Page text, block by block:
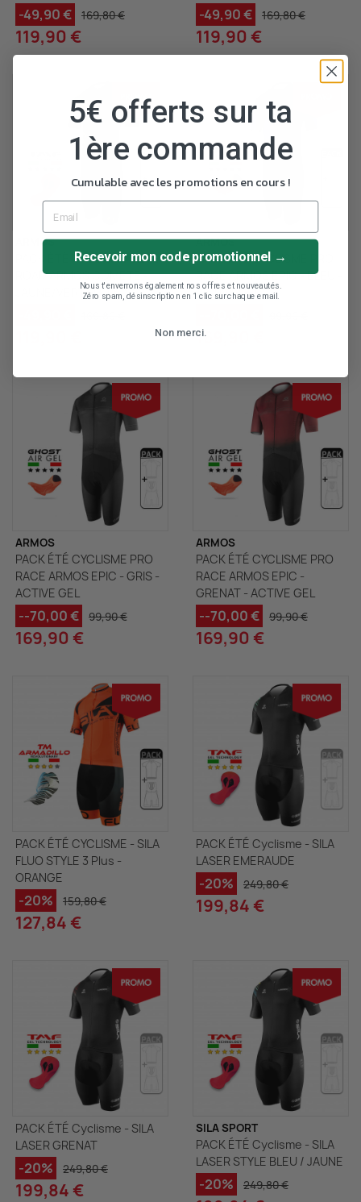
-49,90 € 169,80 €
119,90 €
-49,90 € 169,80 €
119,90 €
ARMOS
PACK ÉTÉ CYCLISME ELITE
ROAD ARMOS COMETE -
JAUNE/VERT FLUO
ARMOS
PACK ÉTÉ CYCLISME PRO
RACE ARMOS EPIC - BLEU -
ACTIVE GEL
169,90 €
ARMOS
PACK ÉTÉ CYCLISME PRO
RACE ARMOS EPIC - GRIS -
ACTIVE GEL
--70,00 € 99,90 €
169,90 €
ARMOS
PACK ÉTÉ CYCLISME PRO
RACE ARMOS EPIC -
GRENAT - ACTIVE GEL
--70,00 € 99,90 €
169,90 €
PACK ÉTÉ CYCLISME - SILA
FLUO STYLE 3 Plus -
ORANGE
-20% 159,80 €
127,84 €
PACK ÉTÉ Cyclisme - SILA
LASER EMERAUDE
-20% 249,80 €
199,84 €
PACK ÉTÉ Cyclisme - SILA
LASER GRENAT
-20% 249,80 €
199,84 €
SILA SPORT
PACK ÉTÉ Cyclisme - SILA
LASER STYLE BLEU / JAUNE
-20% 249,80 €
5€ offerts sur ta
1ère commande
Cumulable avec les promotions en cours !
Recevoir mon code promotionnel →
Nous t'enverrons également nos offres et nouveautés.
Zéro spam, désinscription en 1 clic sur chaque email.
Non merci.